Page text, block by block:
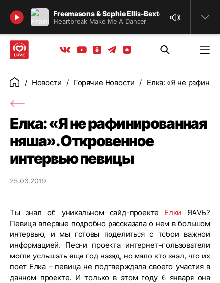
Freemasons & Sophie Ellis-Bextor
Heartbreak Make Me A Dancer
Найти
Вконтакте
YoutubeОдноклассники
ТелеграмЯндекс дзен
ГлавнаяНовости Горячие Новости Елка: «Я не
Елка: «Я не рафинированная
няша». Откровенное
интервью певицы
25.03.2019
Ты знал об уникальном сайд-проекте Елки ЯАVЬ?
Певица впервые подробно рассказала о нем в большом
интервью, и мы готовы поделиться с тобой важной
информацией. Песни проекта интернет-пользователи
могли услышать еще год назад, но мало кто знал, что их
поет Елка – певица не подтверждала своего участия в
данном проекте. И только в этом году 6 января она